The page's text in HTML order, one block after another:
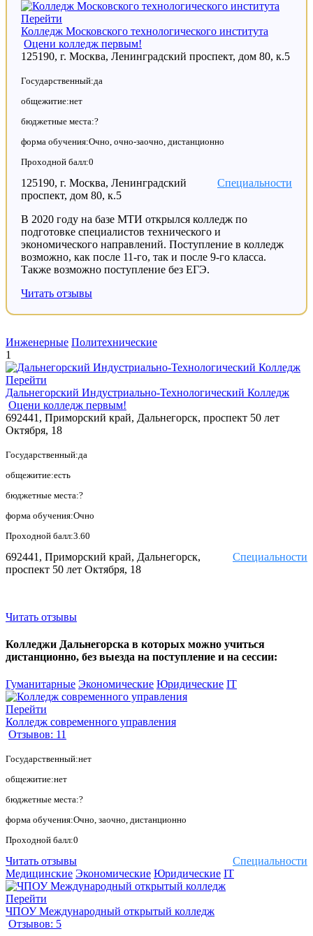
Перейти
Колледж Московского технологического института
Оцени колледж первым!
125190, г. Москва, Ленинградский проспект, дом 80, к.5
Государственный:да
общежитие:нет
бюджетные места:?
форма обучения:Очно, очно-заочно, дистанционно
Проходной балл:0
Специальности
125190, г. Москва, Ленинградский
проспект, дом 80, к.5
В 2020 году на базе МТИ открылся колледж по
подготовке специалистов технического и
экономического направлений. Поступление в колледж
возможно, как после 11-го, так и после 9-го класса.
Также возможно поступление без ЕГЭ.
Читать отзывы
Инженерные Политехнические
1
Перейти
Дальнегорский Индустриально-Технологический Колледж
Оцени колледж первым!
692441, Приморский край, Дальнегорск, проспект 50 лет
Октября, 18
Государственный:да
общежитие:есть
бюджетные места:?
форма обучения:Очно
Проходной балл:3.60
Специальности
692441, Приморский край, Дальнегорск,
проспект 50 лет Октября, 18
Читать отзывы
Колледжи Дальнегорска в которых можно учиться
дистанционно, без выезда на поступление и на сессии:
Гуманитарные Экономические Юридические IT
Перейти
Колледж современного управления
Отзывов: 11
Государственный:нет
общежитие:нет
бюджетные места:?
форма обучения:Очно, заочно, дистанционно
Проходной балл:0
Специальности
Читать отзывы
Медицинские Экономические Юридические IT
Перейти
ЧПОУ Международный открытый колледж
Отзывов: 5